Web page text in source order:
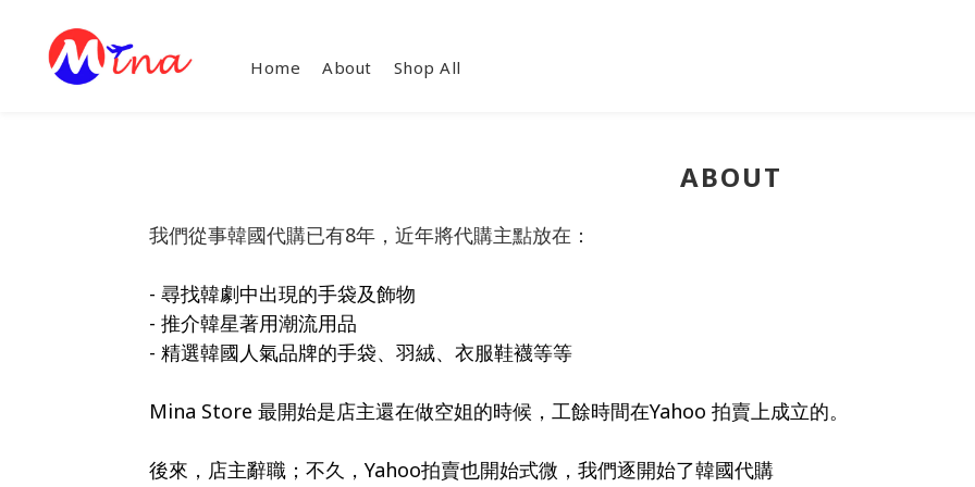
Home About Shop All
ABOUT
我們從事韓國代購已有8年，近年將代購主點放在：
- 尋找韓劇中出現的手袋及飾物
- 推介韓星著用潮流用品
- 精選韓國人氣品牌的手袋、羽絨、衣服鞋襪等等
Mina Store 最開始是店主還在做空姐的時候，工餘時間在Yahoo 拍賣上成立的。
後來，店主辭職；不久，Yahoo拍賣也開始式微，我們逐開始了韓國代購